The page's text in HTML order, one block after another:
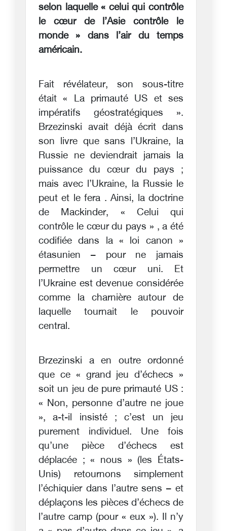
selon laquelle « celui qui contrôle
le cœur de l’Asie contrôle le
monde » dans l’air du temps
américain.
Fait révélateur, son sous-titre
était « La primauté US et ses
impératifs géostratégiques ».
Brzezinski avait déjà écrit dans
son livre que sans l’Ukraine, la
Russie ne deviendrait jamais la
puissance du cœur du pays ;
mais avec l’Ukraine, la Russie le
peut et le fera . Ainsi, la doctrine
de Mackinder, « Celui qui
contrôle le cœur du pays » , a été
codifiée dans la « loi canon »
étasunien – pour ne jamais
permettre un cœur uni. Et
l’Ukraine est devenue considérée
comme la charnière autour de
laquelle tournait le pouvoir
central.
Brzezinski a en outre ordonné
que ce « grand jeu d’échecs »
soit un jeu de pure primauté US :
« Non, personne d’autre ne joue
», a-t-il insisté ; c’est un jeu
purement individuel. Une fois
qu’une pièce d’échecs est
déplacée ; « nous » (les États-
Unis) retournons simplement
l’échiquier dans l’autre sens – et
déplaçons les pièces d’échecs de
l’autre camp (pour « eux »). Il n’y